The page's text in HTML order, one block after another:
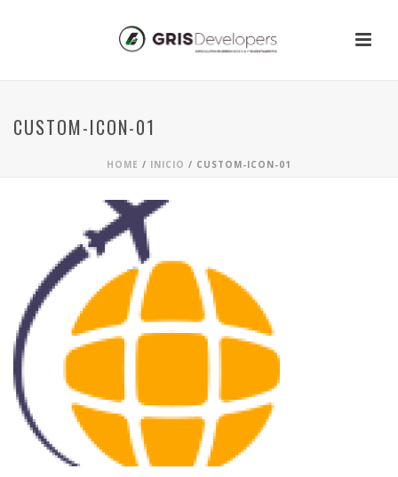
CUSTOM-ICON-01
HOME / INICIO / CUSTOM-ICON-01